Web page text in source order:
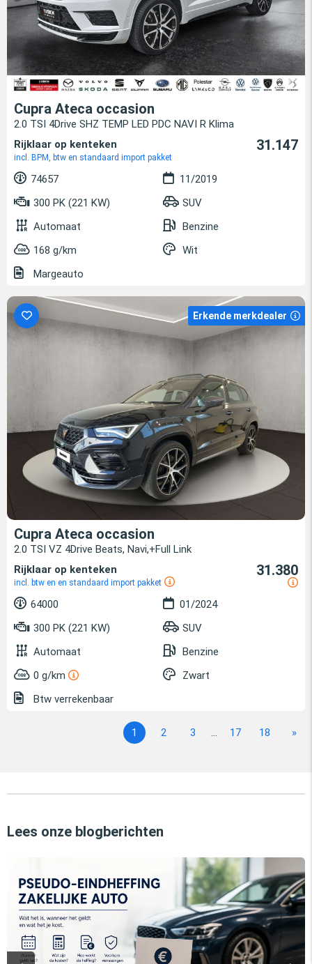
Cupra Ateca occasion
2.0 TSI 4Drive SHZ TEMP LED PDC NAVI R Klima
Rijklaar op kenteken
incl. BPM, btw en standaard import pakket
31.147
74657
11/2019
300 PK (221 KW)
SUV
Automaat
Benzine
168 g/km
Wit
Margeauto
Erkende merkdealer
Cupra Ateca occasion
2.0 TSI VZ 4Drive Beats, Navi,+Full Link
Rijklaar op kenteken
incl. btw en en standaard import pakket
31.380
64000
01/2024
300 PK (221 KW)
SUV
Automaat
Benzine
0 g/km
Zwart
Btw verrekenbaar
1 2 3 ... 17 18 »
Lees onze blogberichten